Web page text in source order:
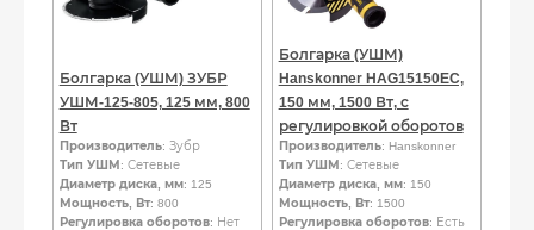
Болгарка (УШМ) ЗУБР
УШМ-125-805, 125 мм, 800
Вт
Производитель: Зубр
Тип УШМ : Сетевые
Диаметр диска, мм: 125
Мощность, Вт: 800
Регулировка оборотов: Нет
Болгарка (УШМ)
Hanskonner HAG15150EC,
150 мм, 1500 Вт, с
регулировкой оборотов
Производитель: Hanskonner
Тип УШМ : Сетевые
Диаметр диска, мм: 150
Мощность, Вт: 1500
Регулировка оборотов: Есть